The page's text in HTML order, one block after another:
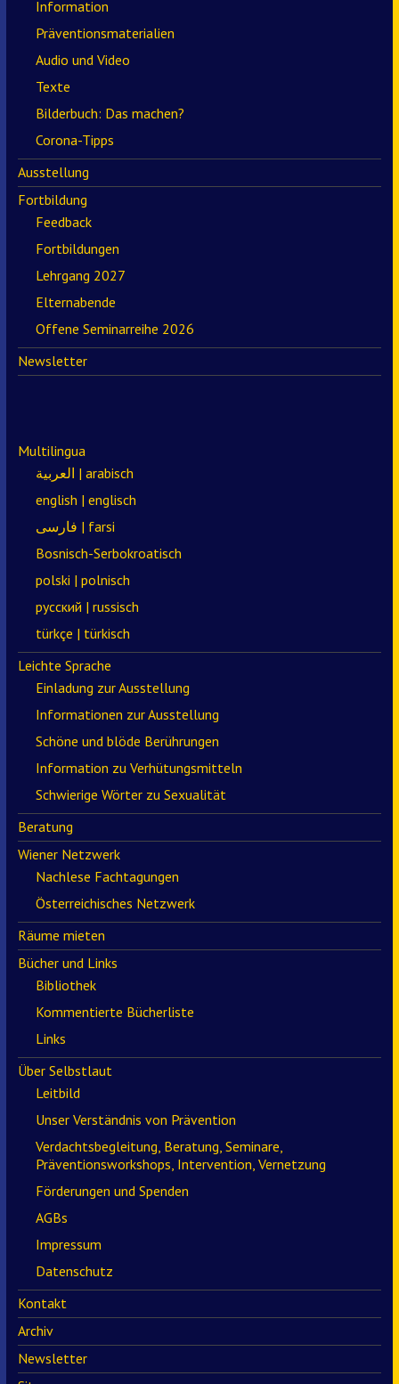
Information
Präventionsmaterialien
Audio und Video
Texte
Bilderbuch: Das machen?
Corona-Tipps
Ausstellung
Fortbildung
Feedback
Fortbildungen
Lehrgang 2027
Elternabende
Offene Seminarreihe 2026
Newsletter
Multilingua
العربية | arabisch
english | englisch
فارسی | farsi
Bosnisch-Serbokroatisch
polski | polnisch
русский | russisch
türkçe | türkisch
Leichte Sprache
Einladung zur Ausstellung
Informationen zur Ausstellung
Schöne und blöde Berührungen
Information zu Verhütungsmitteln
Schwierige Wörter zu Sexualität
Beratung
Wiener Netzwerk
Nachlese Fachtagungen
Österreichisches Netzwerk
Räume mieten
Bücher und Links
Bibliothek
Kommentierte Bücherliste
Links
Über Selbstlaut
Leitbild
Unser Verständnis von Prävention
Verdachtsbegleitung, Beratung, Seminare,
Präventionsworkshops, Intervention, Vernetzung
Förderungen und Spenden
AGBs
Impressum
Datenschutz
Kontakt
Archiv
Newsletter